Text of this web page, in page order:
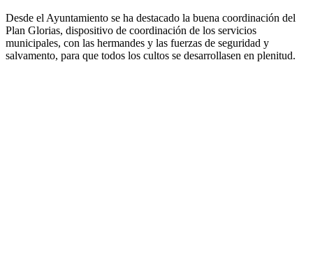
Desde el Ayuntamiento se ha destacado la buena coordinación del
Plan Glorias, dispositivo de coordinación de los servicios
municipales, con las hermandes y las fuerzas de seguridad y
salvamento, para que todos los cultos se desarrollasen en plenitud.